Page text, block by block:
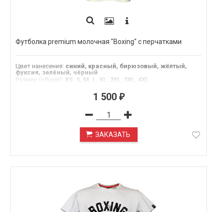
Футболка premium молочная "Boxing" с перчатками
Цвет нанесения: синий, красный, бирюзовый, жёлтый,
фуксия, зелёный, чёрный
Размер (общий): XS, S, M, L, XL, 2XL, 3XL, 4XL
1 500 ₽
ЗАКАЗАТЬ